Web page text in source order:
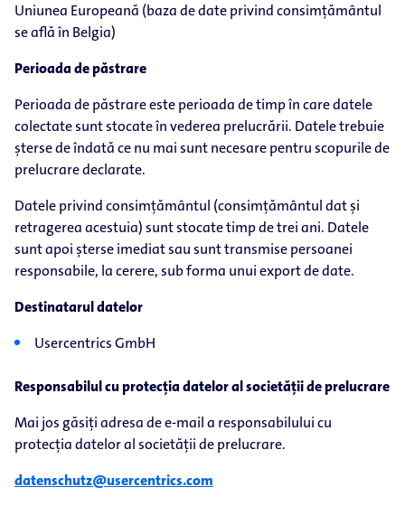
Uniunea Europeană (baza de date privind consimțământul
se află în Belgia)
Perioada de păstrare
Perioada de păstrare este perioada de timp în care datele
colectate sunt stocate în vederea prelucrării. Datele trebuie
șterse de îndată ce nu mai sunt necesare pentru scopurile de
prelucrare declarate.
Datele privind consimțământul (consimțământul dat și
retragerea acestuia) sunt stocate timp de trei ani. Datele
sunt apoi șterse imediat sau sunt transmise persoanei
responsabile, la cerere, sub forma unui export de date.
Destinatarul datelor
Usercentrics GmbH
Responsabilul cu protecția datelor al societății de prelucrare
Mai jos găsiți adresa de e-mail a responsabilului cu
protecția datelor al societății de prelucrare.
datenschutz@usercentrics.com